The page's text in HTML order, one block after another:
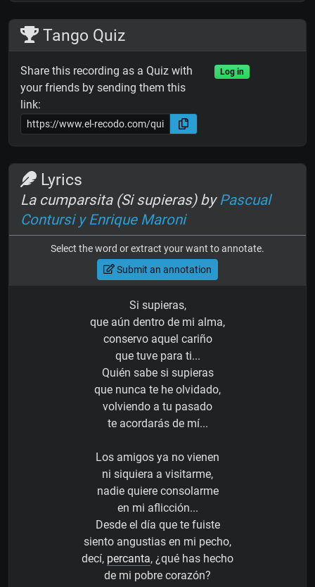
Tango Quiz
Share this recording as a Quiz with
your friends by sending them this
link:
Log in
Lyrics
La cumparsita (Si supieras) byPascual
Contursi y Enrique Maroni
Select the word or extract your want to annotate.
Submit an annotation
Si supieras,
que aún dentro de mi alma,
conservo aquel cariño
que tuve para ti...
Quién sabe si supieras
que nunca te he olvidado,
volviendo a tu pasado
te acordarás de mí...
Los amigos ya no vienen
ni siquiera a visitarme,
nadie quiere consolarme
en mi aflicción...
Desde el día que te fuiste
siento angustias en mi pecho,
decí, percanta, ¿qué has hecho
de mi pobre corazón?